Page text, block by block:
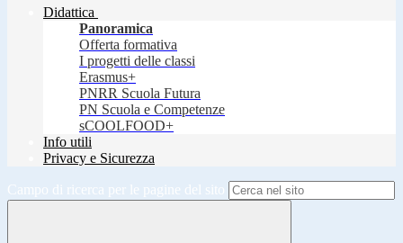
Didattica
Panoramica
Offerta formativa
I progetti delle classi
Erasmus+
PNRR Scuola Futura
PN Scuola e Competenze
sCOOLFOOD+
Info utili
Privacy e Sicurezza
Campo di ricerca per le pagine del sito